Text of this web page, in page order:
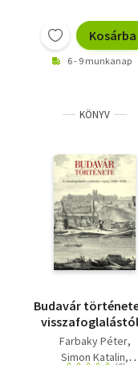
Kosárba
6 - 9 munkanap
KÖNYV
Budavár
reformkor végéig
(1686-1848)
Farbaky Péter
Simon Katalin